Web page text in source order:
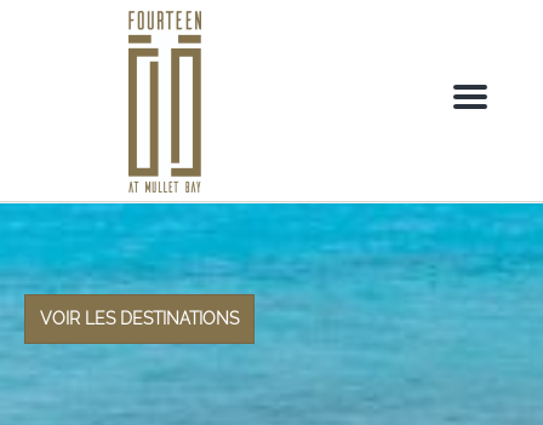
M
VOIR LES DESTINATIONS